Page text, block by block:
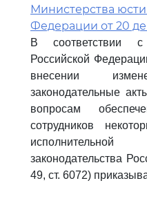
Министерства
Федерации от 20
В соответствии
Российской
внесении
законодательные
вопросам
сотрудников
законодательства
49, ст. 6072)